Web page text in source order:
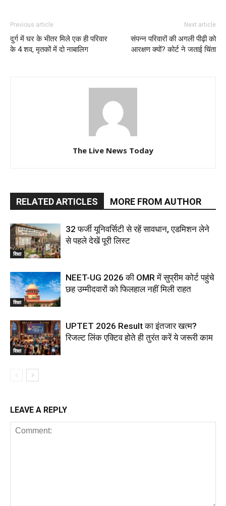
Previous article
दुर्ग में घर के भीतर मिले एक ही परिवार
के 4 शव, मृतकों में दो नाबालिग
Next article
संपन्न परिवारों की अगली पीढ़ी को
आरक्षण क्यों? कोर्ट ने जताई चिंता
The Live News Today
RELATED ARTICLES MORE FROM AUTHOR
शिक्षा
32 फर्जी यूनिवर्सिटी से रहें सावधान, एडमिशन लेने
से पहले देखें पूरी लिस्ट
शिक्षा
NEET-UG 2026 की OMR में सुप्रीम कोर्ट पहुंचे
छह उम्मीदवारों को फिलहाल नहीं मिली राहत
शिक्षा
UPTET 2026 Result का इंतजार खत्म?
रिजल्ट लिंक एक्टिव होते ही तुरंत करें ये जरूरी काम
LEAVE A REPLY